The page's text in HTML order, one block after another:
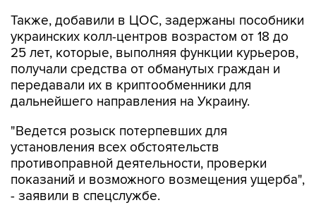
Также, добавили в ЦОС, задержаны пособники
украинских колл-центров возрастом от 18 до
25 лет, которые, выполняя функции курьеров,
получали средства от обманутых граждан и
передавали их в криптообменники для
дальнейшего направления на Украину.
"Ведется розыск потерпевших для
установления всех обстоятельств
противоправной деятельности, проверки
показаний и возможного возмещения ущерба",
- заявили в спецслужбе.